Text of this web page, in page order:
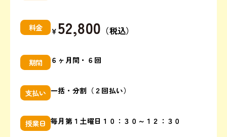
料金 ￥ 52,800 （税込）
期間 ６ヶ月間・６回
支払い 一括・分割（２回払い）
授業日 毎月第１土曜日１０：３０～１２：３０